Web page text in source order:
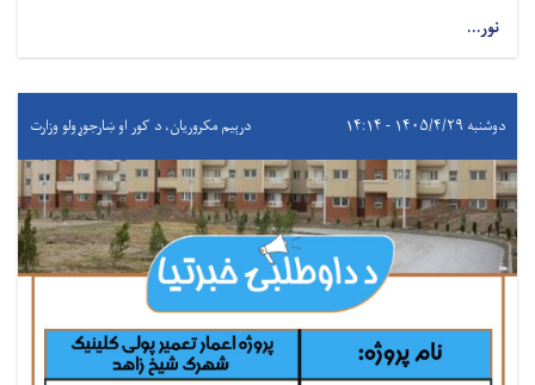
نور...
دوشنبه ۱۴۰۵/۴/۲۹ - ۱۴:۱۴ درېيم مکروریان، د کور او ښارجوړولو وزارت